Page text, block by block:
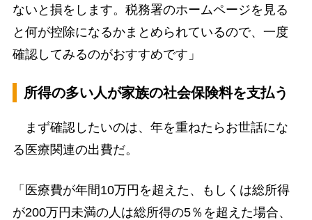
ないと損をします。税務署のホームページを見る
と何が控除になるかまとめられているので、一度
確認してみるのがおすすめです」
所得の多い人が家族の社会保険料を支払う
まず確認したいのは、年を重ねたらお世話にな
る医療関連の出費だ。
「医療費が年間10万円を超えた、もしくは総所得
が200万円未満の人は総所得の5％を超えた場合、